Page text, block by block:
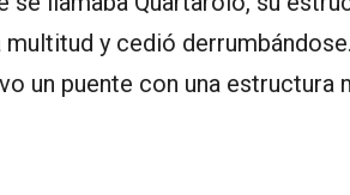
y cedió
un puente con una estructura